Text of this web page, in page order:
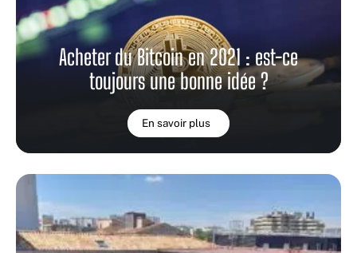
Acheter du Bitcoin en 2021 : est-ce
toujours une bonne idée ?
En savoir plus